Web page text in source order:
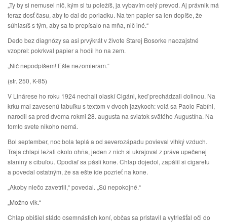
„Ty by si nemusel nič, kým si tu poležíš, ja vybavím celý prevod. Aj právnik má
teraz dosť času, aby to dal do poriadku. Na ten papier sa len dopíše, že
súhlasíš s tým, aby sa to prepísalo na mňa, nič iné.“
Dedo bez diagnózy sa asi prvýkrát v živote Starej Bosorke naozajstné
vzoprel: pokrkval papier a hodil ho na zem.
„Nič nepodpíšem! Ešte nezomieram.“
(str. 250, K-85)
V Linárese ho roku 1924 nechali olaskí Cigáni, keď prechádzali dolinou. Na
krku mal zavesenú tabuľku s textom v dvoch jazykoch: volá sa Paolo Fabíni,
narodil sa pred dvoma rokmi 28. augusta na sviatok svätého Augustína. Na
tomto svete nikoho nemá.
Bol september, noc bola teplá a od severozápadu povieval vlhký vzduch.
Traja chlapi ležali okolo ohňa, jeden z nich si ukrajoval z práve upečenej
slaniny s cibuľou. Opodiaľ sa pásli kone. Chlap dojedol, zapálil si cigaretu
a povedal ostatným, že sa ešte ide pozrieť na kone.
„Akoby niečo zavetrili,“ povedal. „Sú nepokojné.“
„Možno vlk.“
Chlap obišiel stádo osemnástich koní, občas sa pristavil a vytriešťal oči do